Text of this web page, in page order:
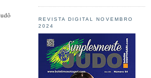
REVISTA DIGITAL NOVEMBRO
2024